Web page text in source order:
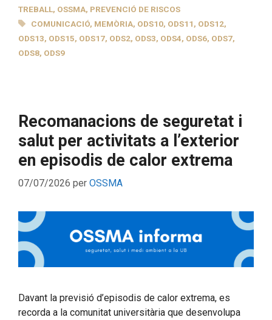
TREBALL, OSSMA, PREVENCIÓ DE RISCOS
ETIQUETES
COMUNICACIÓ, MEMÒRIA, ODS10, ODS11, ODS12,
ODS13, ODS15, ODS17, ODS2, ODS3, ODS4, ODS6, ODS7,
ODS8, ODS9
Recomanacions de seguretat i
salut per activitats a l’exterior
en episodis de calor extrema
07/07/2026 per OSSMA
Davant la previsió d’episodis de calor extrema, es
recorda a la comunitat universitària que desenvolupa